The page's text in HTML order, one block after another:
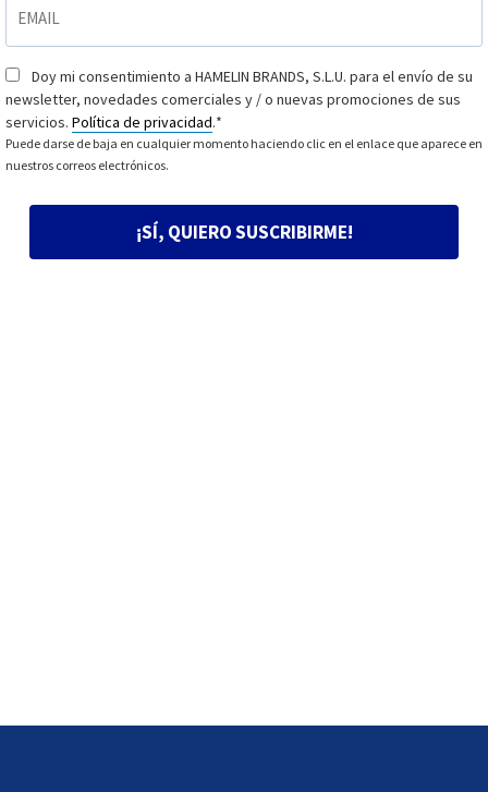
Consentimiento*
Doy mi consentimiento a HAMELIN BRANDS, S.L.U. para el envío de su
newsletter, novedades comerciales y / o nuevas promociones de sus
servicios. Política de privacidad.*
Puede darse de baja en cualquier momento haciendo clic en el enlace que aparece en
nuestros correos electrónicos.